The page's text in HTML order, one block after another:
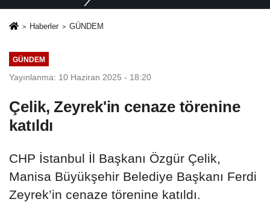
Haberler GÜNDEM
GÜNDEM
Yayınlanma: 10 Haziran 2025 - 18:20
Çelik, Zeyrek'in cenaze törenine
katıldı
CHP İstanbul İl Başkanı Özgür Çelik,
Manisa Büyükşehir Belediye Başkanı Ferdi
Zeyrek’in cenaze törenine katıldı.